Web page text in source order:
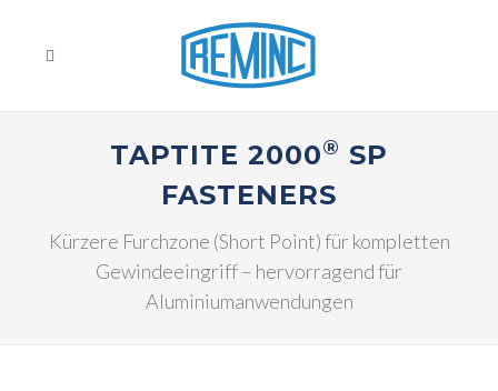
TAPTITE 2000® SP
FASTENERS
Kürzere Furchzone (Short Point) für kompletten
Gewindeeingriff – hervorragend für
Aluminiumanwendungen